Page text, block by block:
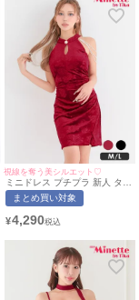
視線を奪う美シルエット♡
ミニドレス プチプラ 新人 タイ
ト スリット ホルターネック セ
クシー ラウンジ 花柄 低身長
レス風 ワインレッド キャバド
ズ対応) | myMinette/マイミネ
まとめ買い対象
¥4,290